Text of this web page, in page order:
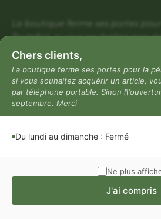
La boutique ferme ses portes
Toutefois, si vous souhaitez
pouvez prendre rdv par téléphone
l\'ouverture officielle sera la 1er
Du lundi au dimanche : Fermé
Mentions légales
Politique de confidentialité
Chers clients,
La boutique ferme ses portes pour la
si vous souhaitez acquérir un article,
par téléphone portable. Sinon
septembre. Merci
Du lundi au dimanche : Fermé
Ne plus
J'ai compris